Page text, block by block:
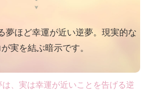
夢ほど幸運が近い逆夢。現実的な
実を結ぶ暗示です。
、実は幸運が近いことを告げる逆